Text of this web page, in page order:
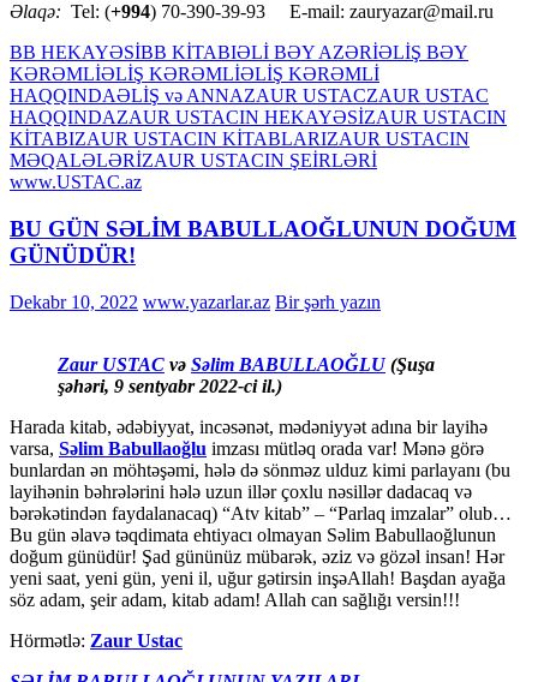
Əlaqə: Tel: (+994) 70-390-39-93 E-mail: zauryazar@mail.ru
BB HEKAYƏSİBB KİTABIƏLİ BƏY AZƏRİƏLİŞ BƏY
KƏRƏMLİƏLİŞ KƏRƏMLİƏLİŞ KƏRƏMLİ
HAQQINDAƏLİŞ və ANNAZAUR USTACZAUR USTAC
HAQQINDAZAUR USTACIN HEKAYƏSİZAUR USTACIN
KİTABIZAUR USTACIN KİTABLARIZAUR USTACIN
MƏQALƏLƏRİZAUR USTACIN ŞEİRLƏRİ
www.USTAC.az
BU GÜN SƏLİM BABULLAOĞLUNUN DOĞUM
GÜNÜDÜR!
Dekabr 10, 2022 www.yazarlar.az Bir şərh yazın
Zaur USTAC və Səlim BABULLAOĞLU(Şuşa
şəhəri, 9 sentyabr 2022-ci il.)
Harada kitab, ədəbiyyat, incəsənət, mədəniyyət adına bir layihə
varsa, Səlim Babullaoğlu imzası mütləq orada var! Mənə görə
bunlardan ən möhtəşəmi, hələ də sönməz ulduz kimi parlayanı (bu
layihənin bəhrələrini hələ uzun illər çoxlu nəsillər dadacaq və
bərəkətindən faydalanacaq) “Atv kitab” – “Parlaq imzalar” olub…
Bu gün əlavə təqdimata ehtiyacı olmayan Səlim Babullaoğlunun
doğum günüdür! Şad gününüz mübarək, əziz və gözəl insan! Hər
yeni saat, yeni gün, yeni il, uğur gətirsin inşəAllah! Başdan ayağa
söz adam, şeir adam, kitab adam! Allah can sağlığı versin!!!
Hörmətlə: Zaur Ustac